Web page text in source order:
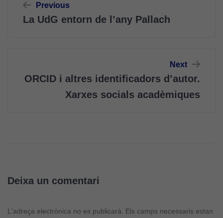
d'entrades
Previous
La UdG entorn de l’any Pallach
Next
ORCID i altres identificadors d’autor.
Xarxes socials acadèmiques
Deixa un comentari
L'adreça electrònica no es publicarà.
Els camps necessaris estan